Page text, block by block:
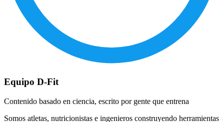
Equipo D-Fit
Contenido basado en ciencia, escrito por gente que entrena
Somos atletas, nutricionistas e ingenieros construyendo herramientas